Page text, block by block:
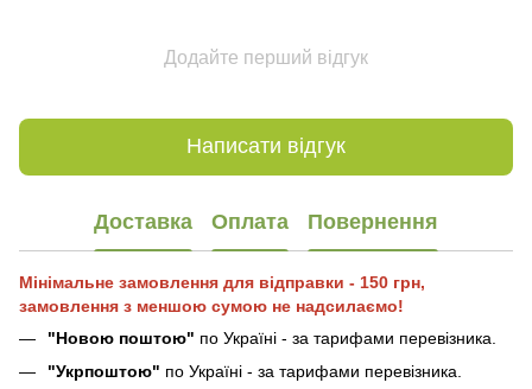
Додайте перший відгук
Написати відгук
Доставка Оплата Повернення
Мінімальне замовлення для відправки - 150 грн,
замовлення з меншою сумою не надсилаємо!
"Новою поштою" по Україні - за тарифами перевізника.
"Укрпоштою" по Україні - за тарифами перевізника.